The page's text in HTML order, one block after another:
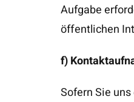
Aufgabe
öffentlichen
f)
Sofern Sie